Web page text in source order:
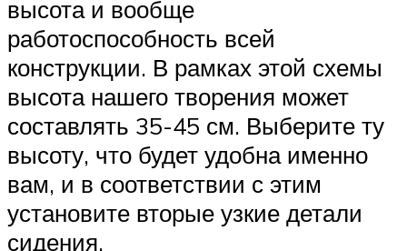
высота и вообще
работоспособность всей
конструкции. В рамках этой схемы
высота нашего творения может
составлять 35-45 см. Выберите ту
высоту, что будет удобна именно
вам, и в соответствии с этим
установите вторые узкие детали
сидения.